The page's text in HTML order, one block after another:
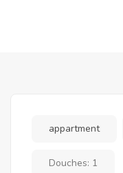
appartment
Douches: 1